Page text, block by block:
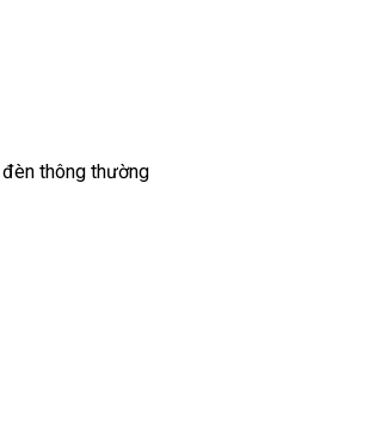
thông thường